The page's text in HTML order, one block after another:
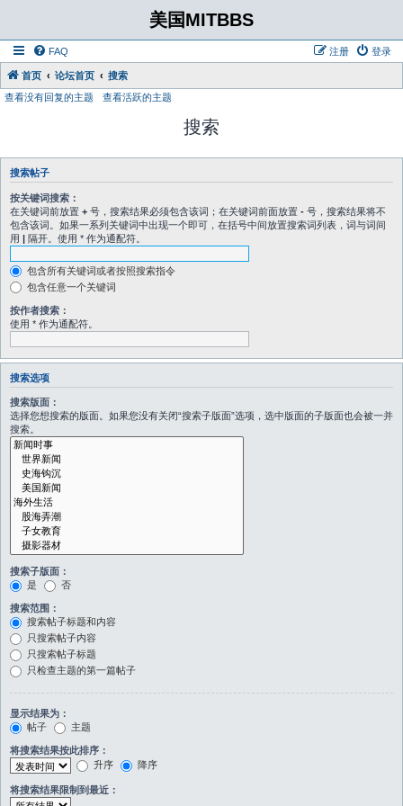
美国MITBBS
FAQ 登录
注册
首页 论坛首页
搜索
查看没有回复的主题
查看活跃的主题
搜索
搜索帖子
按关键词搜索：
在关键词前放置 + 号，搜索结果必须包含该词；在关键词前面放置 - 号，搜索结果将不
包含该词。如果一系列关键词中出现一个即可，在括号中间放置搜索词列表，词与词间
用 | 隔开。使用 * 作为通配符。
包含所有关键词或者按照搜索指令
包含任意一个关键词
按作者搜索：
使用 * 作为通配符。
搜索选项
搜索版面：
选择您想搜索的版面。如果您没有关闭“搜索子版面”选项，选中版面的子版面也会被一并
搜索。
搜索子版面：
是
否
搜索范围：
搜索帖子标题和内容
只搜索帖子内容
只搜索帖子标题
只检查主题的第一篇帖子
显示结果为：
帖子
主题
将搜索结果按此排序：
升序
降序
将搜索结果限制到最近：